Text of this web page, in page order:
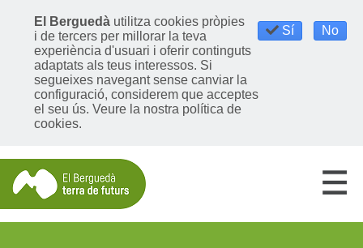
Sí No
El Berguedà utilitza cookies pròpies
i de tercers per millorar la teva
experiència d'usuari i oferir continguts
adaptats als teus interessos. Si
segueixes navegant sense canviar la
configuració, considerem que acceptes
el seu ús. Veure la nostra política de
cookies.